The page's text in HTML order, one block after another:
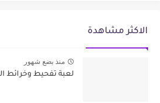
الاكثر مشاهدة
منذ بضع شهور
لعبة تفحيط وخرائط